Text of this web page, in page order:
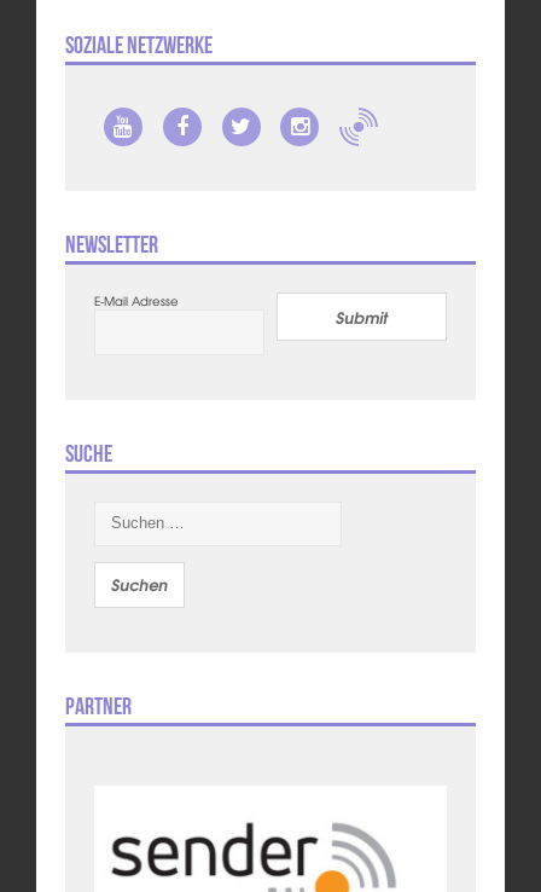
Soziale Netzwerke
Newsletter
E-Mail Adresse
Submit
Suche
nach:
Partner